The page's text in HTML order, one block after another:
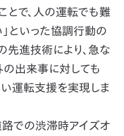
で、人の運転でも難
といった協調行動の
先進技術により、急な
出来事に対しても
運転支援を実現しま
での渋滞時アイズオ